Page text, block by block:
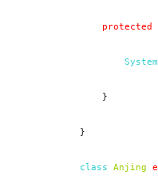
protected
System
    }
}
class Anjing